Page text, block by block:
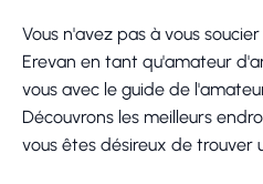
Vous n'avez pas à vous
Erevan en tant qu'amateur
vous avec le guide de
Découvrons les meilleurs
vous êtes désireux de trouver